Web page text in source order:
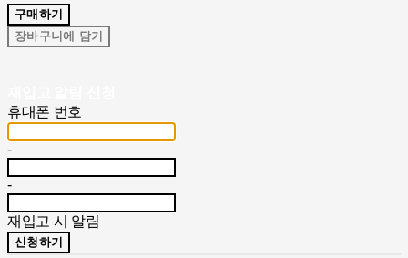
구매하기
장바구니에 담기
휴대폰 번호
-
-
재입고 시 알림
신청하기